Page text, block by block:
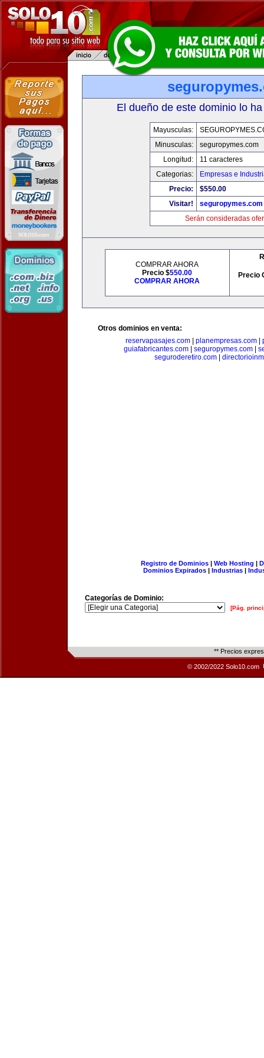
El dueño de este dominio lo
Mayusculas:
Minusculas:
seguropymes.com
Longitud:
11 caracteres
Categorias:
Empresas e
Precio:
$550.00
Visitar!
seguropymes.com
Serán consideradas
COMPRAR AHORA
Precio $550.00
COMPRAR AHORA
Precio
Otros dominios en venta:
reservapasajes.com
planempresas.com
guiafabricantes.com| seguropymes.com|
seguroderetiro.com|
Registro de Dominios| Web Hosting |
Dominios Expirados | Industrias |
Categorías de Dominio:
[Pág.
** Precios
© 2002/2022 Solo10.com